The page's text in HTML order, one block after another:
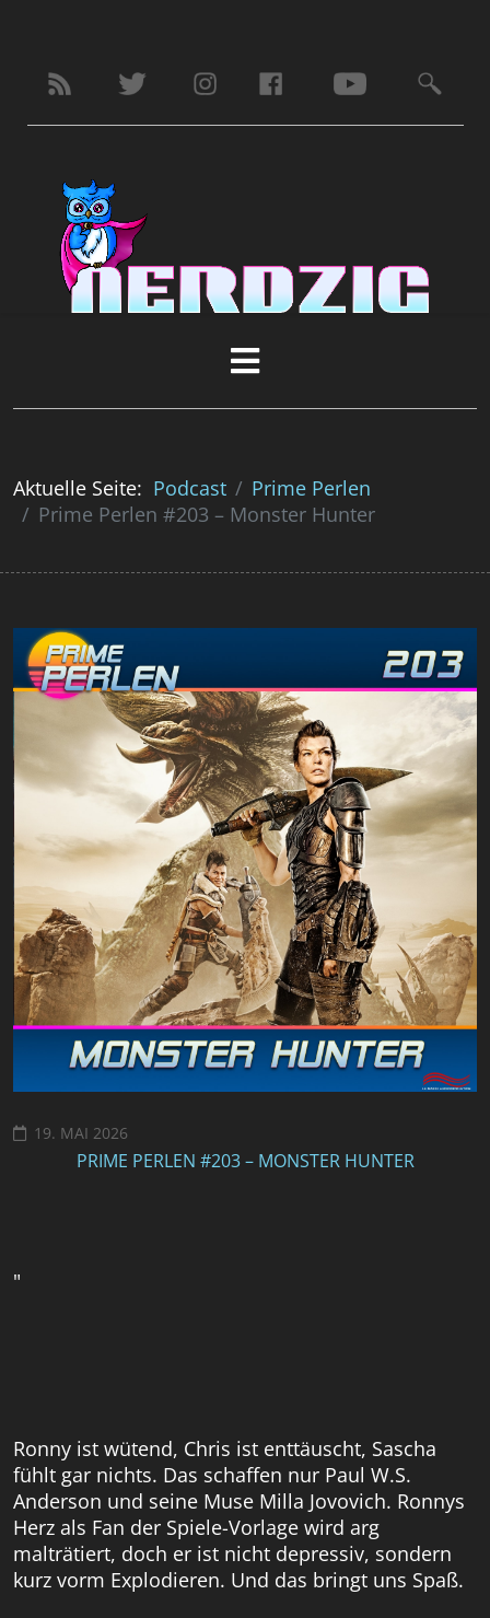
Aktuelle Seite: Podcast
Prime Perlen
Prime Perlen #203 – Monster Hunter
19. MAI 2026
PRIME PERLEN #203 – MONSTER HUNTER
"
Ronny ist wütend, Chris ist enttäuscht, Sascha
fühlt gar nichts. Das schaffen nur Paul W.S.
Anderson und seine Muse Milla Jovovich. Ronnys
Herz als Fan der Spiele-Vorlage wird arg
malträtiert, doch er ist nicht depressiv, sondern
kurz vorm Explodieren. Und das bringt uns Spaß.